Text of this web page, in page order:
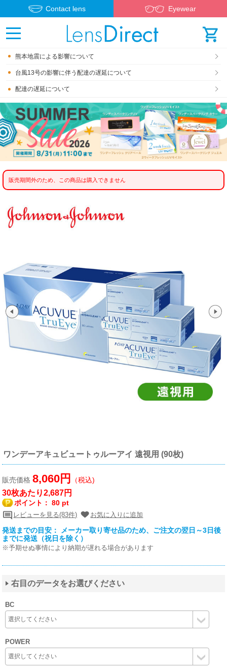
Contact lens Eyewear
熊本地震による影響について
台風13号の影響に伴う配達の遅延について
配達の遅延について
販売期間外のため、この商品は購入できません
ワンデーアキュビュートゥルーアイ 遠視用 (90枚)
販売価格8,060円 （税込)
30枚あたり2,687円
ポイント：80 pt
レビューを見る(83件) お気に入りに追加
発送までの目安： メーカー取り寄せ品のため、ご注文の翌日～3日後
までに発送（祝日を除く）
※予期せぬ事情により納期が遅れる場合があります
右目のデータをお選びください
BC
POWER